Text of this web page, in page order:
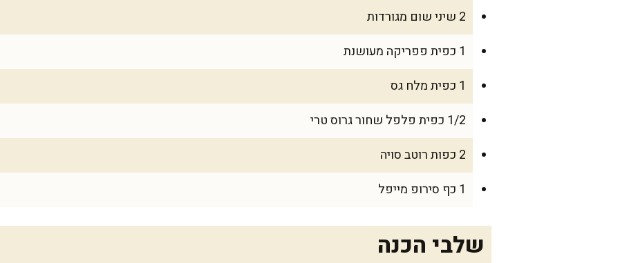
2 שיני שום מגורדות
1 כפית פפריקה מעושנת
1 כפית מלח גס
1/2 כפית פלפל שחור גרוס טרי
2 כפות רוטב סויה
1 כף סירופ מייפל
שלבי הכנה